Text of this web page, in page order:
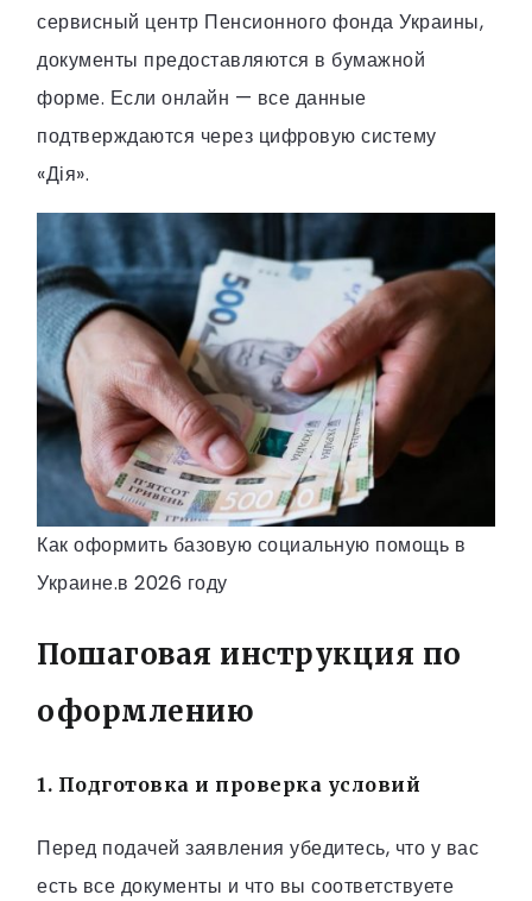
сервисный центр Пенсионного фонда Украины,
документы предоставляются в бумажной
форме. Если онлайн — все данные
подтверждаются через цифровую систему
«Дія».
Как оформить базовую социальную помощь в
Украине.в 2026 году
Пошаговая инструкция по
оформлению
1. Подготовка и проверка условий
Перед подачей заявления убедитесь, что у вас
есть все документы и что вы соответствуете